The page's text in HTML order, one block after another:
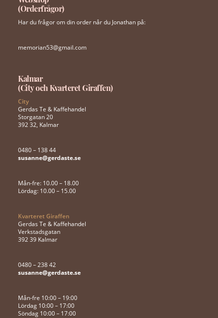
(Orderfrågor)
Har du frågor om din order når du Jonathan på:
memorian53@gmail.com
Kalmar
(City och Kvarteret Giraffen)
City
Gerdas Te & Kaffehandel
Storgatan 20
392 32, Kalmar
0480 – 138 44
susanne@gerdaste.se
Mån-fre: 10.00 – 18.00
Lördag: 10.00 – 15.00
Kvarteret Giraffen
Gerdas Te & Kaffehandel
Verkstadsgatan
392 39 Kalmar
0480 – 238 42
susanne@gerdaste.se
Mån-fre 10:00 – 19:00
Lördag 10:00 – 17:00
Söndag 10:00 – 17:00